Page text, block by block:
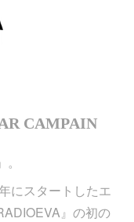
CAMPAIN
にスタートしたエ
』の初の